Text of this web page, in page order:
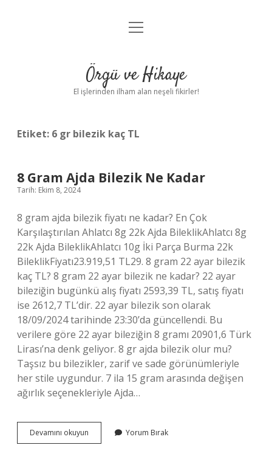
Anasayfa
Yasal Uyarı
menüyü
Örgü ve Hikaye
El işlerinden ilham alan neşeli fikirler!
Etiket: 6 gr bilezik kaç TL
8 Gram Ajda Bilezik Ne Kadar
Tarih: Ekim 8, 2024
8 gram ajda bilezik fiyatı ne kadar? En Çok
Karşılaştırılan Ahlatcı 8g 22k Ajda BileklikAhlatcı 8g
22k Ajda BileklikAhlatcı 10g İki Parça Burma 22k
BileklikFiyatı23.919,51 TL29. 8 gram 22 ayar bilezik
kaç TL? 8 gram 22 ayar bilezik ne kadar? 22 ayar
bileziğin bugünkü alış fiyatı 2593,39 TL, satış fiyatı
ise 2612,7 TL’dir. 22 ayar bilezik son olarak
18/09/2024 tarihinde 23:30’da güncellendi. Bu
verilere göre 22 ayar bileziğin 8 gramı 20901,6 Türk
Lirası’na denk geliyor. 8 gr ajda bilezik olur mu?
Taşsız bu bilezikler, zarif ve sade görünümleriyle
her stile uygundur. 7 ila 15 gram arasında değişen
ağırlık seçenekleriyle Ajda…
Devamını okuyun
Gram
Yorum Bırak